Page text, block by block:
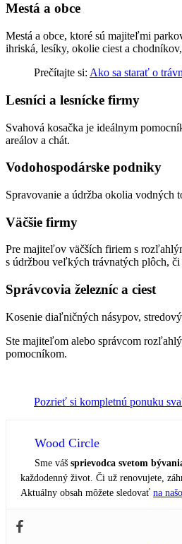
Mestá a obce
Mestá a obce, ktoré sú majiteľmi
ihriská, lesíky, okolie ciest a
Prečítajte si: Ako sa starať o
Lesníci a lesnícke firmy
Svahová kosačka je ideálnym
areálov a chát.
Vodohospodárske podniky
Spravovanie a údržba okolia vodných
Väčšie firmy
Pre majiteľov väčších firiem s
s údržbou veľkých trávnatých plôch,
Správcovia železníc a ciest
Kosenie diaľničných násypov,
Ste majiteľom alebo správcom
pomocníkom.
Pozrieť si kompletnú ponuku
Wood Circle
Sme váš sprievodca svetom
každodenný život. Či už renovujete,
Aktuálny obsah môžete sledovať na